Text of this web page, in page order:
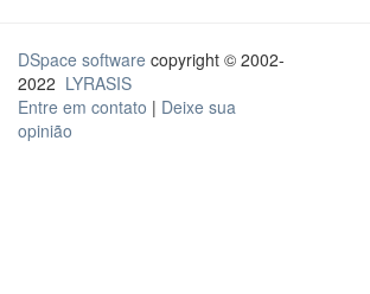
DSpace software copyright © 2002-
2022 LYRASIS
Entre em contato | Deixe sua
opinião